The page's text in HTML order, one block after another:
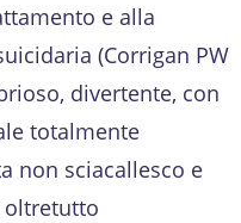
e alla
(Corrigan PW
divertente, con
totalmente
non sciacallesco e
oltretutto